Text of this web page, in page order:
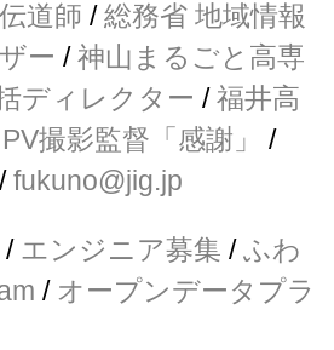
道師 /総務省 地域情報
ー /神山まるごと高専
ディレクター /福井高
PV撮影監督「感謝」
/
/fukuno@jig.jp
/ エンジニア募集 /ふわ
/ オープンデータプラ